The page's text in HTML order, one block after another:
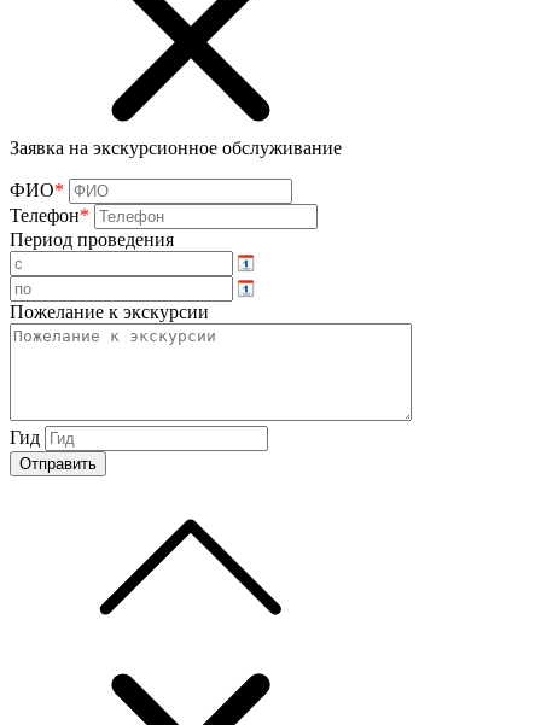
Заявка на экскурсионное обслуживание
ФИО*
Телефон*
Период проведения
Пожелание к экскурсии
Гид